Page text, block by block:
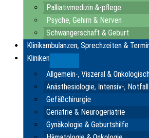
Palliativmedizin &-pflege
Psyche, Gehirn & Nerven
Schwangerschaft & Geburt
Klinikambulanzen, Sprechzeiten &
Kliniken
Allgemein-, Viszeral &
Anästhesiologie, Intensiv-,
Gefäßchirurgie
Geriatrie & Neurogeriatrie
Gynäkologie & Geburtshilfe